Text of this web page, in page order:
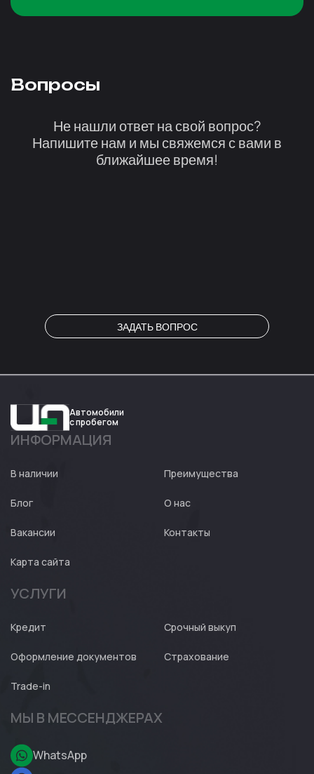
Вопросы
Не нашли ответ на свой вопрос?
Напишите нам и мы свяжемся с вами в
ближайшее время!
ЗАДАТЬ ВОПРОС
Авто
Автомобили
с пробегом
ИНФОРМАЦИЯ
В наличии Преимущества
Блог О нас
Вакансии Контакты
Карта сайта
УСЛУГИ
Кредит Срочный выкуп
Оформление документов Страхование
Trade-in
МЫ В МЕССЕНДЖЕРАХ
WhatsApp